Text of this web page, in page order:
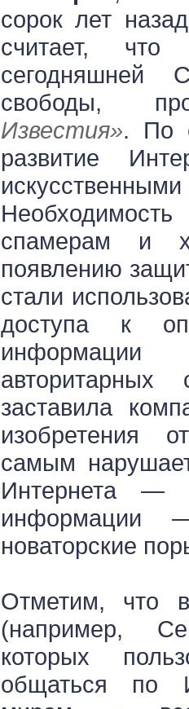
сорок лет
считает, что
сегодняшней
свободы,
Известия». По
развитие
спамерам и
появлению
стали
доступа к
авторитарных
заставила
изобретения
самым
Интернета —
информации
новаторские
Отметим, что
(например,
которых
общаться по